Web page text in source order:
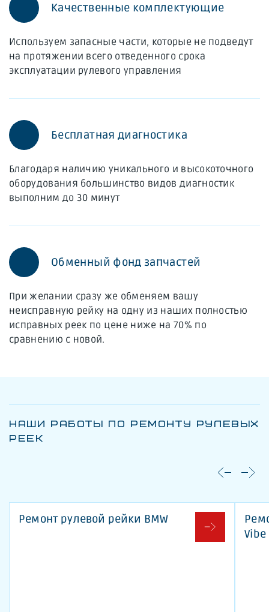
Качественные комплектующие
Используем запасные части, которые не подведут
на протяжении всего отведенного срока
эксплуатации рулевого управления
Бесплатная диагностика
Благодаря наличию уникального и высокоточного
оборудования большинство видов диагностик
выполним до 30 минут
Обменный фонд запчастей
При желании сразу же обменяем вашу
неисправную рейку на одну из наших полностью
исправных реек по цене ниже на 70% по
сравнению с новой.
НАШИ РАБОТЫ ПО РЕМОНТУ РУЛЕВЫХ
РЕЕК
Ремонт рулевой рейки BMW
Vibe